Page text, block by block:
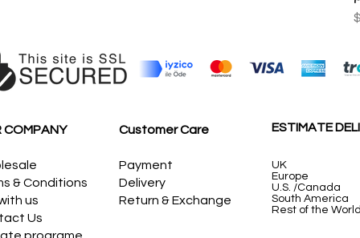
COMPANY
& Conditions
us
Us
programe
Customer Care
Payment
Delivery
Return & Exchange
ESTIMATE
Europe
U.S. /
South
Rest of the